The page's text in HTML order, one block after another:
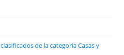
de la categoría Casas y